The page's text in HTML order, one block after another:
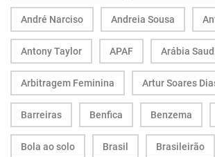
André Narciso Andreia Sousa
Antony Taylor APAF Arábia
Arbitragem Feminina Artur Soares
Barreiras Benfica Benzema
Bola ao solo Brasil Brasileirão